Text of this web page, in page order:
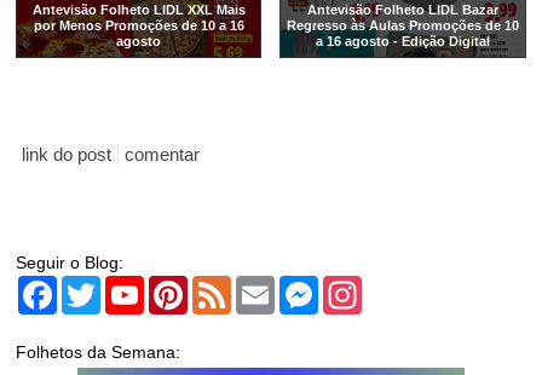
Antevisão Folheto LIDL XXL Mais
por Menos Promoções de 10 a 16
agosto
Antevisão Folheto LIDL Bazar
Regresso às Aulas Promoções de 10
a 16 agosto - Edição Digital
link do post comentar
Seguir o Blog:
Facebook
TwitterYouTubePinterest
Feed Email Messenger
Folhetos da Semana: